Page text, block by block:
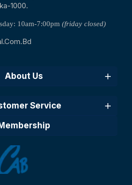
1000.
10am-7:00pm (friday closed)
About Us
Service